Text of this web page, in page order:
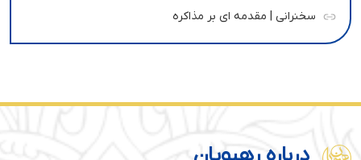
سخنرانی | مقدمه ای بر مذاکره